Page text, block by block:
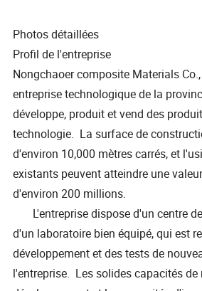
Photos détaillées
Profil de l'entreprise
Nongchaoer composite Materials
entreprise technologique de la
développe, produit et vend des
technologie. La surface de
d'environ 10,000 mètres carrés, et
existants peuvent atteindre une
d'environ 200 millions.
L'entreprise dispose d'un centre
d'un laboratoire bien équipé, qui est
développement et des tests de
l'entreprise. Les solides capacités de